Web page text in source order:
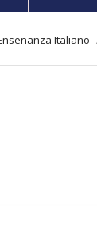
Italiano